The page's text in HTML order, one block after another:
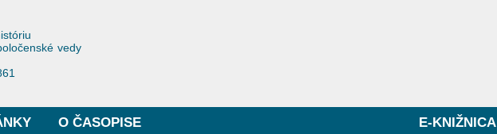
vedy
E-KNIŽNICA
O ČASOPISE